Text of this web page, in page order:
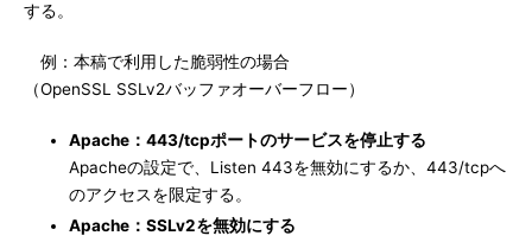
する。
例：本稿で利用した脆弱性の場合
（OpenSSL SSLv2バッファオーバーフロー）
Apache：443/tcpポートのサービスを停止する
Apacheの設定で、Listen 443を無効にするか、443/tcpへ
のアクセスを限定する。
Apache：SSLv2を無効にする